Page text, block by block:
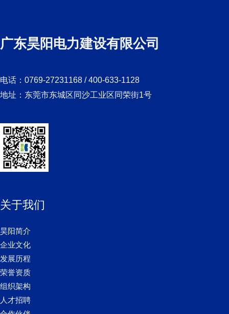
广东昊阳电力建设有限公司
电话：0769-27231168 / 400-633-1128
地址：东莞市东城区同沙工业区同荣街1号
关于我们
昊阳简介
企业文化
发展历程
荣誉资质
组织架构
人才招聘